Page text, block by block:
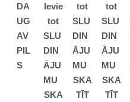
DA
UG
AV
PIL
S
Ievie
tot
SLU
DIN
ĀJU
MU
SKA
tot
SLU
DIN
ĀJU
MU
SKA
TĪT
tot
SLU
DIN
ĀJU
MU
SKA
TĪT